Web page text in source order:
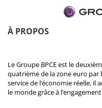
À PROPOS
Le Groupe BPCE est le
quatrième de la zone euro
service de l’économie réelle, il
le monde grâce à